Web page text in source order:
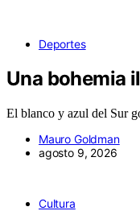
Deportes
Una bohemia
El blanco y azul del Sur
Mauro Goldman
agosto 9, 2026
Cultura